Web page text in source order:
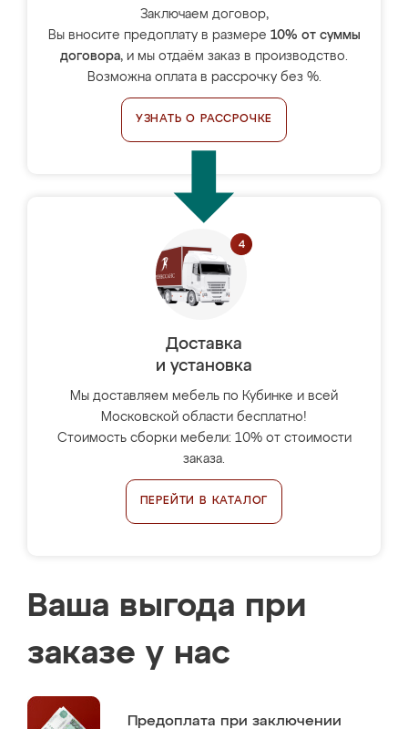
Заключаем договор,
Вы вносите предоплату в размере 10% от суммы
договора, и мы отдаём заказ в производство.
Возможна оплата в рассрочку без %.
УЗНАТЬ О РАССРОЧКЕ
Доставка
и установка
Мы доставляем мебель по Кубинке и всей
Московской области бесплатно!
Стоимость сборки мебели: 10% от стоимости
заказа.
ПЕРЕЙТИ В КАТАЛОГ
Ваша выгода при
заказе у нас
Предоплата при заключении